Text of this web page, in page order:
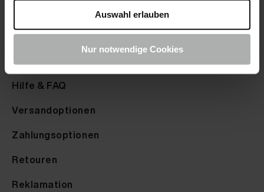
Auswahl erlauben
Nur notwendige Cookies
Farbkarte anfordern
Service
Hilfe & FAQ
Versandoptionen
Zahlungsoptionen
Retouren
Reklamation